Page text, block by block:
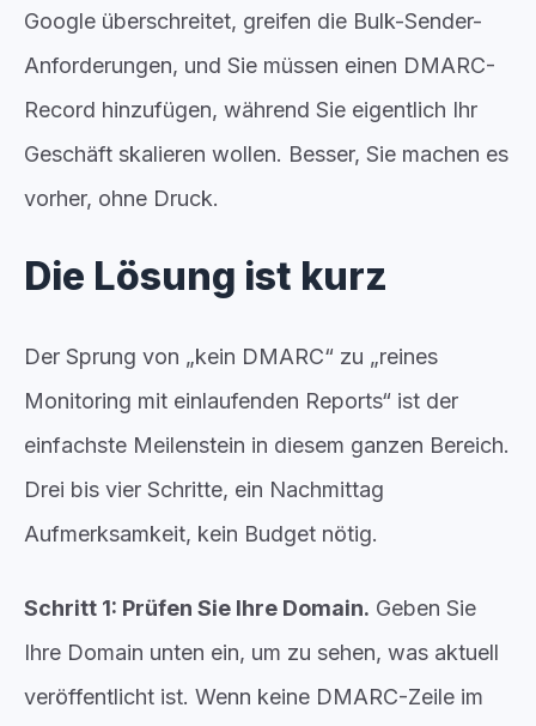
Google überschreitet, greifen die Bulk-Sender-
Anforderungen, und Sie müssen einen DMARC-
Record hinzufügen, während Sie eigentlich Ihr
Geschäft skalieren wollen. Besser, Sie machen es
vorher, ohne Druck.
Die Lösung ist kurz
Der Sprung von „kein DMARC“ zu „reines
Monitoring mit einlaufenden Reports“ ist der
einfachste Meilenstein in diesem ganzen Bereich.
Drei bis vier Schritte, ein Nachmittag
Aufmerksamkeit, kein Budget nötig.
Schritt 1: Prüfen Sie Ihre Domain. Geben Sie
Ihre Domain unten ein, um zu sehen, was aktuell
veröffentlicht ist. Wenn keine DMARC-Zeile im